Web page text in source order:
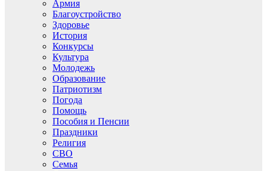
Армия
Благоустройство
Здоровье
История
Конкурсы
Культура
Молодежь
Образование
Патриотизм
Погода
Помощь
Пособия и Пенсии
Праздники
Религия
СВО
Семья